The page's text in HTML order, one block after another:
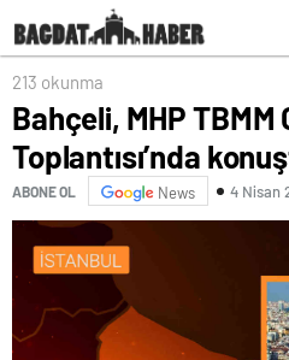
213 okunma
Bahçeli, MHP TBMM
Toplantısı’nda
ABONE OL News 4 Nisan